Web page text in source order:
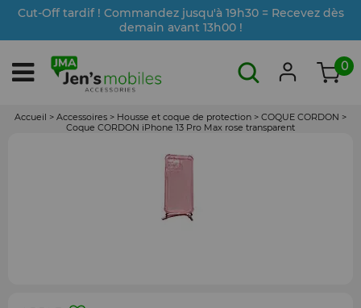
Cut-Off tardif ! Commandez jusqu'à 19h30 = Recevez dès
demain avant 13h00 !
0
Accueil > Accessoires > Housse et coque de protection > COQUE CORDON >
Coque CORDON iPhone 13 Pro Max rose transparent